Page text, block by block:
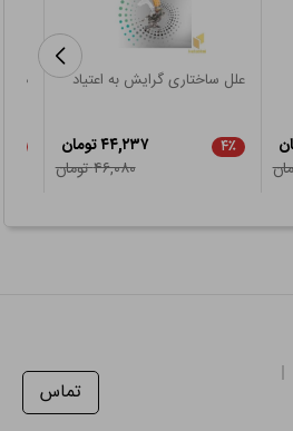
علل ساختاری گرایش به اعتیاد
۴٪
۴۴,۲۳۷ تومان
۴۶,۰۸۰ تومان
ده
تماس